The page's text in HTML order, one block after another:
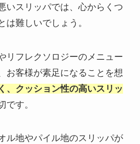
いスリッパでは、心からくつ
は難しいでしょう。
リフレクソロジーのメニュー
お客様が素足になることを想
、クッション性の高いスリッ
です。
ル地やパイル地のスリッパが